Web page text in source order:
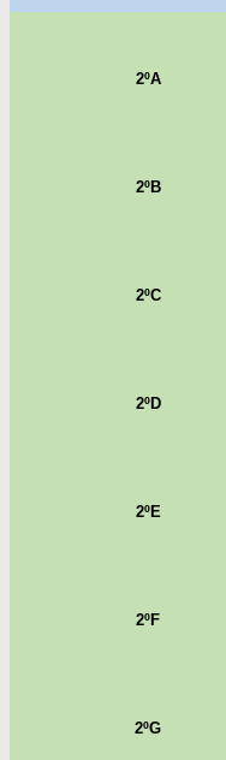
2ºA
2ºB
2ºC
2ºD
2ºE
2ºF
2ºG